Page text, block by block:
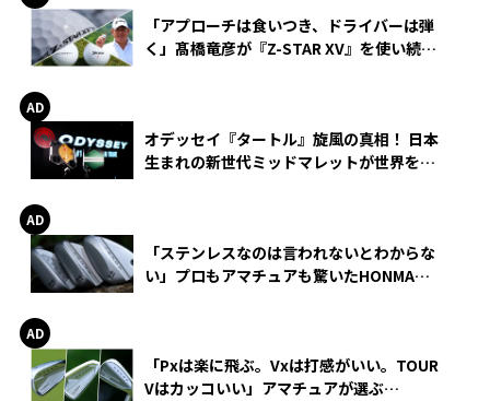
「アプローチは食いつき、ドライバーは弾
く」髙橋竜彦が『Z-STAR XV』を使い続け
オデッセイ『タートル』旋風の真相！ 日本
生まれの新世代ミッドマレットが世界を席
「ステンレスなのは言われないとわからな
い」プロもアマチュアも驚いたHONMA
「Pxは楽に飛ぶ。Vxは打感がいい。TOUR
Vはカッコいい」アマチュアが選ぶ